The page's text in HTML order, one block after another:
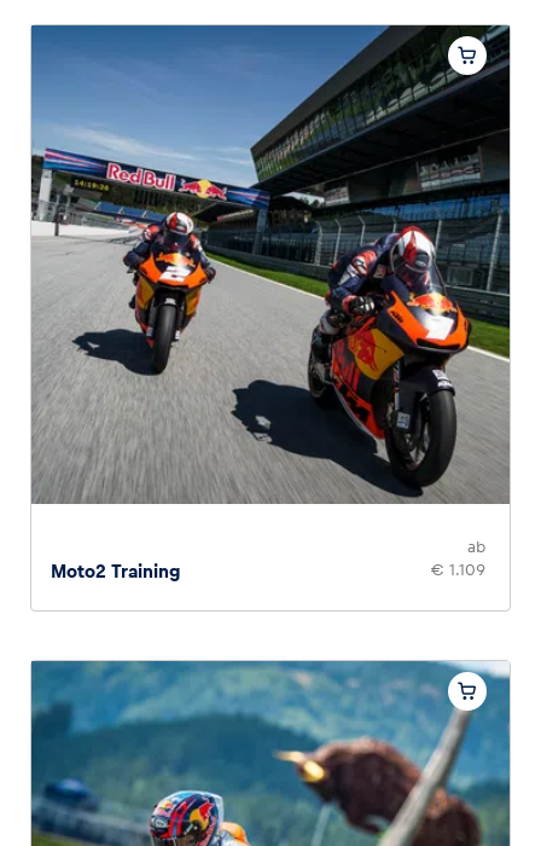
Alle anzeigen
Glossar
Alle anzeigen
Moto2 Training
ab
€ 1.109